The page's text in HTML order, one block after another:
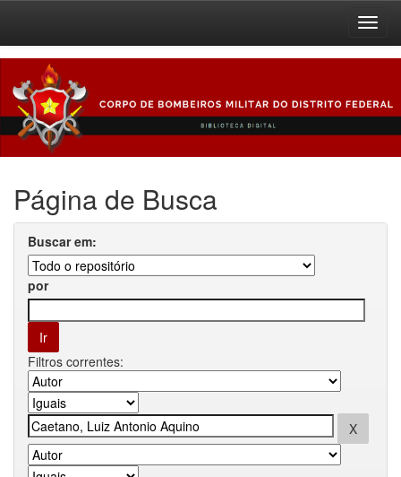
navigation
Página de Busca
Buscar em:
por
Filtros correntes: